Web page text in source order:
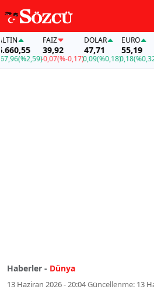
(%2,59)
FAİZ
39,92
-0,07(%-0,17)
DOLAR
47,71
0,09(%0,18)
EURO
55,19
0,18(%0,32)
Haberler - Dünya
13 Haziran 2026 - 20:04Güncellenme: 13